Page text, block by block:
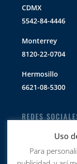
CDMX
5542-84-4446
Monterrey
8120-22-0704
Hermosillo
6621-08-5300
REDES
@IntegrarMx
Uso
Para